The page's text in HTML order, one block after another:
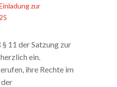
zur
11 der Satzung zur
ein.
ihre Rechte im
der